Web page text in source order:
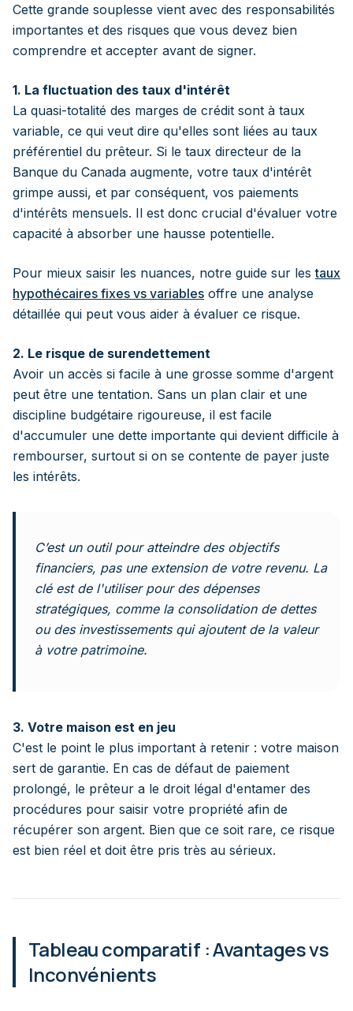
Cette grande souplesse vient avec des responsabilités
importantes et des risques que vous devez bien
comprendre et accepter avant de signer.
1. La fluctuation des taux d'intérêt
La quasi-totalité des marges de crédit sont à taux
variable, ce qui veut dire qu'elles sont liées au taux
préférentiel du prêteur. Si le taux directeur de la
Banque du Canada augmente, votre taux d'intérêt
grimpe aussi, et par conséquent, vos paiements
d'intérêts mensuels. Il est donc crucial d'évaluer votre
capacité à absorber une hausse potentielle.
Pour mieux saisir les nuances, notre guide sur lestaux
hypothécaires fixes vs variables offre une analyse
détaillée qui peut vous aider à évaluer ce risque.
2. Le risque de surendettement
Avoir un accès si facile à une grosse somme d'argent
peut être une tentation. Sans un plan clair et une
discipline budgétaire rigoureuse, il est facile
d'accumuler une dette importante qui devient difficile à
rembourser, surtout si on se contente de payer juste
les intérêts.
C’est un outil pour atteindre des objectifs
financiers, pas une extension de votre revenu. La
clé est de l'utiliser pour des dépenses
stratégiques, comme la consolidation de dettes
ou des investissements qui ajoutent de la valeur
à votre patrimoine.
3. Votre maison est en jeu
C'est le point le plus important à retenir : votre maison
sert de garantie. En cas de défaut de paiement
prolongé, le prêteur a le droit légal d'entamer des
procédures pour saisir votre propriété afin de
récupérer son argent. Bien que ce soit rare, ce risque
est bien réel et doit être pris très au sérieux.
Tableau comparatif : Avantages vs
Inconvénients